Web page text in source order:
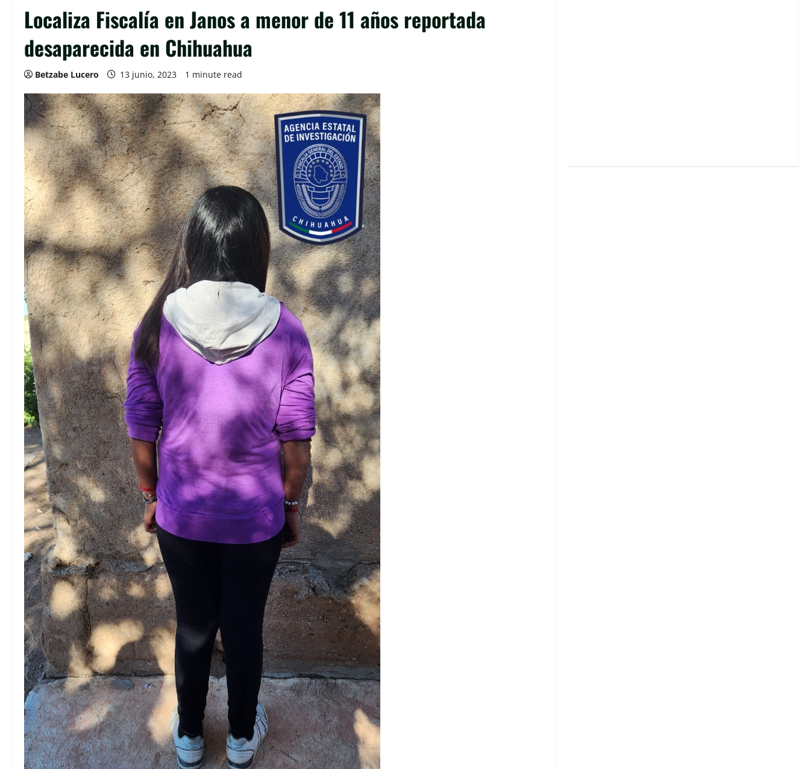
Localiza Fiscalía en Janos a menor de 11 años reportada
desaparecida en Chihuahua
Betzabe Lucero 13 junio, 2023 1 minute read